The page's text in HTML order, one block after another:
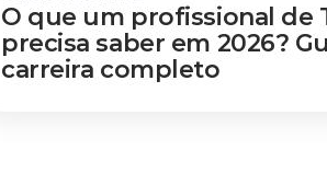
O que um profissional de
precisa saber em 2026?
carreira completo